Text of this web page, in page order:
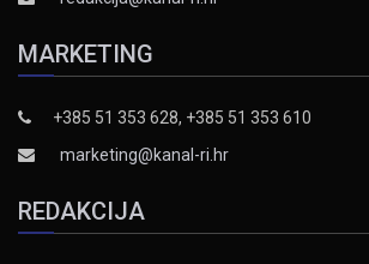
MARKETING
+385 51 353 628, +385 51 353 610
marketing@kanal-ri.hr
REDAKCIJA